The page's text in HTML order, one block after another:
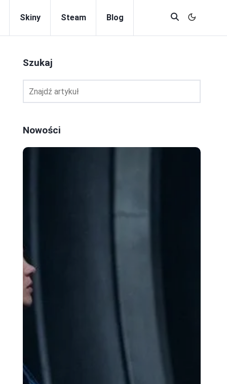
Skiny Steam Blog
Szukaj
Nowości